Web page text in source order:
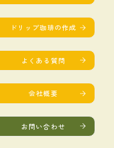
ドリップ珈琲の作成
よくある質問
会社概要
お問い合わせ